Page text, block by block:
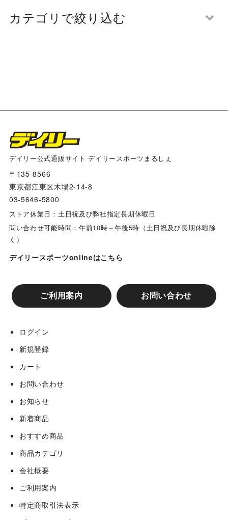
カテゴリで絞り込む
一回戦 魚住対竹城台
一回戦 西南対明徳
一回戦 英彰対宮川和田岬合同
一回戦 門真対御池台
一回戦 晴美台対千里山
二回戦 赤坂台レッドスターズ対晴美台タイガース
二回戦 宮川少年野球部＆和田岬少年野球部合同対御池
台サンライズ
二回戦 魚住フェニックス対西南エンデバーズ
二回戦 金岡ベアーズ対開成ジュニアイーグルス
準決勝 赤坂台対宮川＆和田岬合同
デイリー公式通販サイト デイリースポーツまるしぇ
〒135-8566
東京都江東区木場2-14-8
03-5646-5800
ストア休業日：土日祝及び弊社指定長期休暇日
問い合わせ可能時間：午前10時～午後5時（土日祝及び長期休暇除
く）
デイリースポーツonlineはこちら
ご利用案内 お問い合わせ
ログイン
新規登録
カート
お問い合わせ
お知らせ
新着商品
おすすめ商品
商品カテゴリ
会社概要
ご利用案内
特定商取引法表示